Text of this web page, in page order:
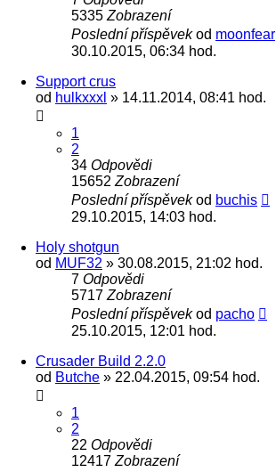
5335 Zobrazení
Poslední příspěvekod moonfear
30.10.2015, 06:34 hod.
Support crus
od hulkxxxl » 14.11.2014, 08:41 hod.
1
2
34 Odpovědi
15652 Zobrazení
Poslední příspěvekod buchis
29.10.2015, 14:03 hod.
Holy shotgun
od MUF32 » 30.08.2015, 21:02 hod.
7 Odpovědi
5717 Zobrazení
Poslední příspěvekod pacho
25.10.2015, 12:01 hod.
Crusader Build 2.2.0
od Butche » 22.04.2015, 09:54 hod.
1
2
22 Odpovědi
12417 Zobrazení